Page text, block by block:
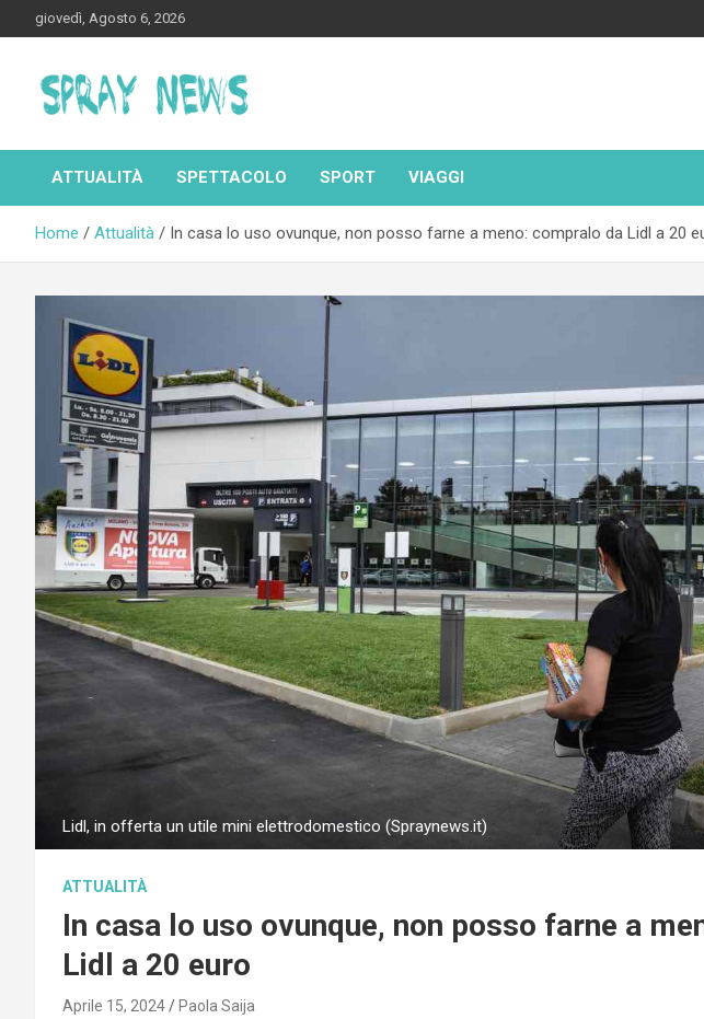
to
giovedì, Agosto 6, 2026
Spraynews.it
ATTUALITÀ SPETTACOLO SPORT VIAGGI
Home Attualità In casa lo uso ovunque, non posso farne a meno: compralo da Lidl a 20
Lidl, in offerta un utile mini elettrodomestico (Spraynews.it)
ATTUALITÀ
In casa lo uso ovunque, non posso farne a
Lidl a 20 euro
Aprile 15, 2024 Paola Saija